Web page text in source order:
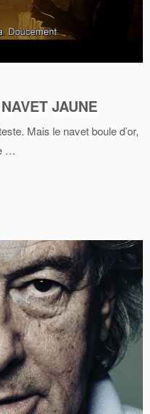
JAUNE
Mais le navet boule d’or,
…